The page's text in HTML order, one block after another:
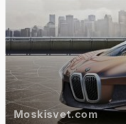
Moskisvet.com